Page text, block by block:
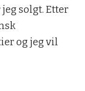
jeg solgt. Etter
og jeg vil